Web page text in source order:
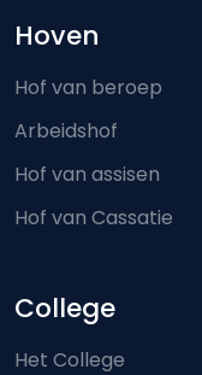
Hoven
Hof van beroep
Arbeidshof
Hof van assisen
Hof van Cassatie
College
Het College